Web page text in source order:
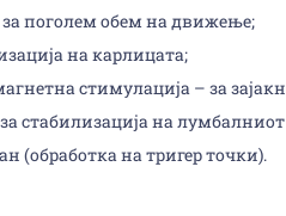
за поголем обем на движење;
на карлицата;
стимулација – за
стабилизација на лумбалниот
(обработка на тригер точки).